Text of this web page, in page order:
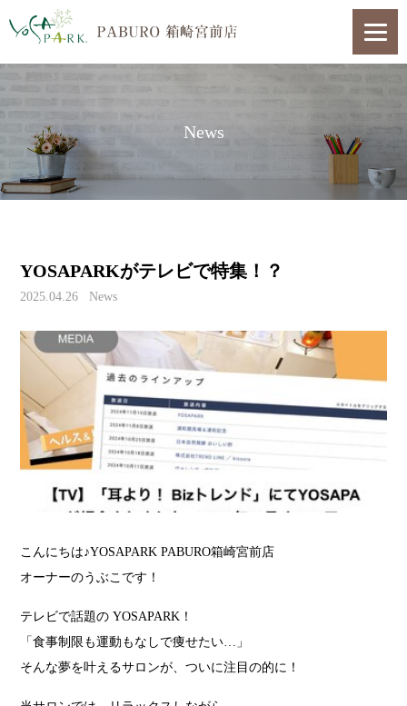
News
YOSAPARKがテレビで特集！？
2025.04.26 News
こんにちは♪YOSAPARK PABURO箱崎宮前店
オーナーのうぶこです！
テレビで話題の YOSAPARK！
「食事制限も運動もなしで痩せたい…」
そんな夢を叶えるサロンが、ついに注目の的に！